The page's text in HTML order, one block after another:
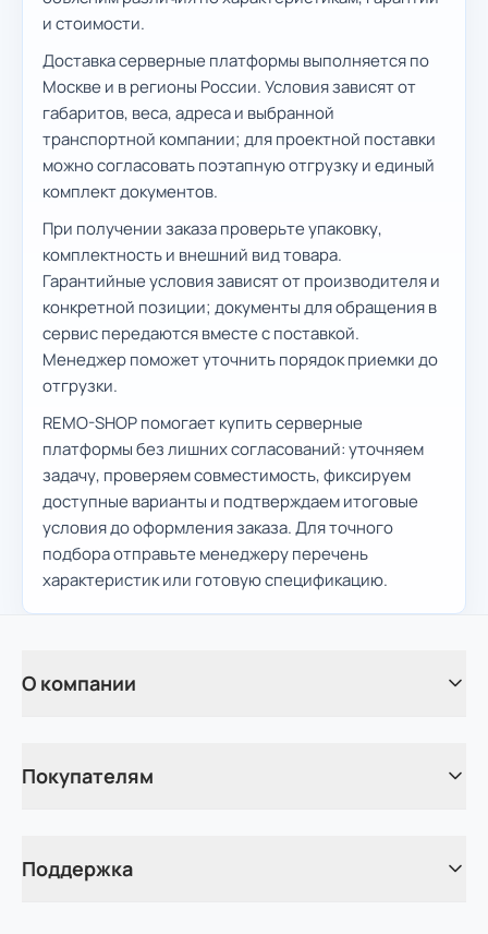
и стоимости.
Доставка серверные платформы выполняется по
Москве и в регионы России. Условия зависят от
габаритов, веса, адреса и выбранной
транспортной компании; для проектной поставки
можно согласовать поэтапную отгрузку и единый
комплект документов.
При получении заказа проверьте упаковку,
комплектность и внешний вид товара.
Гарантийные условия зависят от производителя и
конкретной позиции; документы для обращения в
сервис передаются вместе с поставкой.
Менеджер поможет уточнить порядок приемки до
отгрузки.
REMO-SHOP помогает купить серверные
платформы без лишних согласований: уточняем
задачу, проверяем совместимость, фиксируем
доступные варианты и подтверждаем итоговые
условия до оформления заказа. Для точного
подбора отправьте менеджеру перечень
характеристик или готовую спецификацию.
О компании
Покупателям
Поддержка